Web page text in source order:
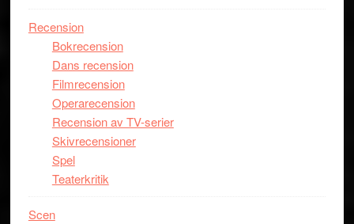
Recension
Bokrecension
Dans recension
Filmrecension
Operarecension
Recension av TV-serier
Skivrecensioner
Spel
Teaterkritik
Scen